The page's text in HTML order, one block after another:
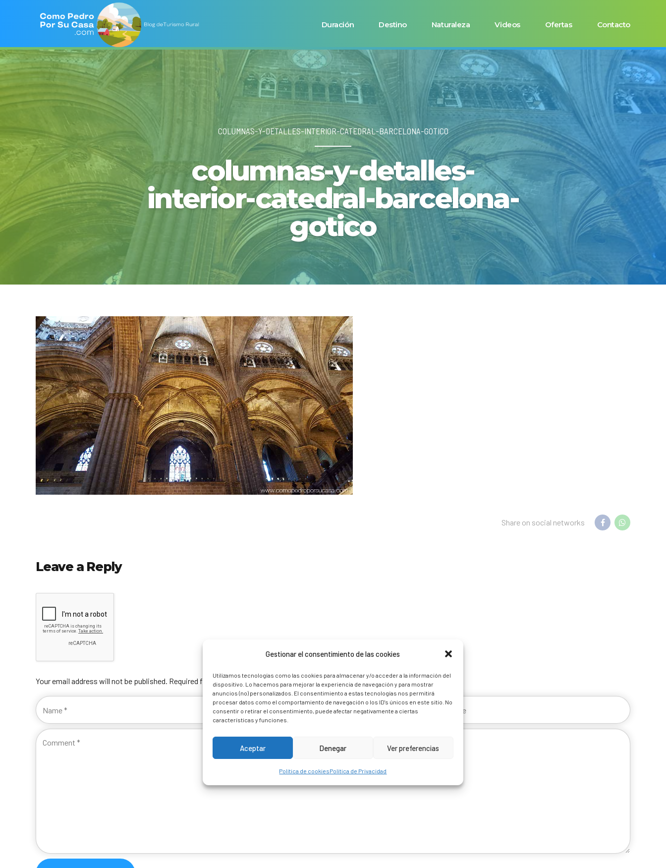
Gestionar el consentimiento de las cookies
Utilizamos tecnologías como las cookies para almacenar y/o acceder a la información del
dispositivo. Lo hacemos para mejorar la experiencia de navegación y para mostrar
anuncios (no) personalizados. El consentimiento a estas tecnologías nos permitirá
procesar datos como el comportamiento de navegación o los ID's únicos en este sitio. No
consentir o retirar el consentimiento, puede afectar negativamente a ciertas
características y funciones.
Aceptar Denegar Ver preferencias
Política de cookiesPolítica de Privacidad
Duración Destino Naturaleza Videos Ofertas Contacto
COLUMNAS-Y-DETALLES-INTERIOR-CATEDRAL-BARCELONA-GOTICO
columnas-y-detalles-
interior-catedral-barcelona-
gotico
Share on social networks
Leave a Reply
Your email address will not be published. Required fields are marked *